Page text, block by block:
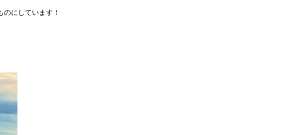
にしています！